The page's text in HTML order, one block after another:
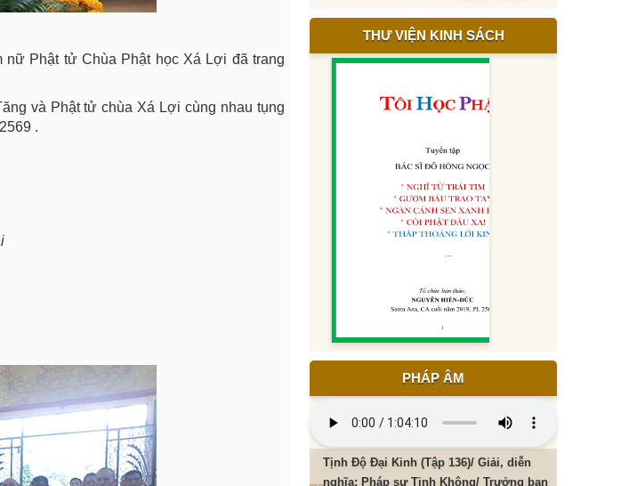
nữ Phật tử Chùa Phật học Xá Lợi đã trang
và Phật tử chùa Xá Lợi cùng nhau tụng
.
THƯ VIỆN KINH SÁCH
PHÁP ÂM
Tịnh Độ Đại Kinh (Tập 136)/ Giải, diễn
nghĩa: Pháp sư Tịnh Không/ Trưởng ban